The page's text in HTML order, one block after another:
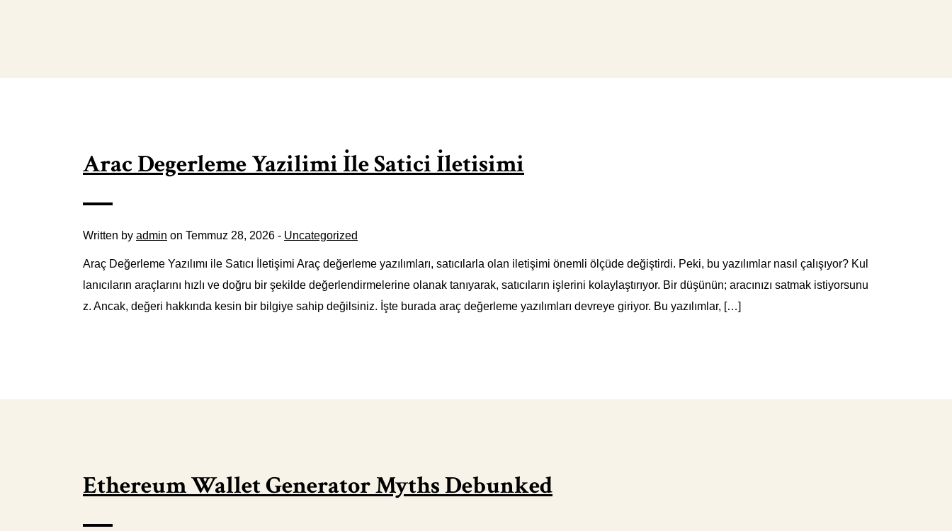
Arac Degerleme Yazilimi İle Satici İletisimi
Written by admin on Temmuz 28, 2026 - Uncategorized
Araç Değerleme Yazılımı ile Satıcı İletişimi Araç değerleme yazılımları, satıcılarla olan iletişimi önemli ölçüde değiştirdi. Peki, bu yazılımlar nasıl çalışıyor? Kul
lanıcıların araçlarını hızlı ve doğru bir şekilde değerlendirmelerine olanak tanıyarak, satıcıların işlerini kolaylaştırıyor. Bir düşünün; aracınızı satmak istiyorsunu
z. Ancak, değeri hakkında kesin bir bilgiye sahip değilsiniz. İşte burada araç değerleme yazılımları devreye giriyor. Bu yazılımlar, […]
Ethereum Wallet Generator Myths Debunked